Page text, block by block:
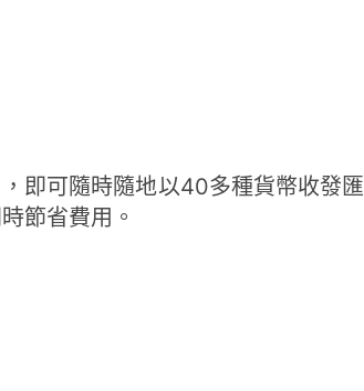
即可隨時隨地以40多種貨幣收發匯
節省費用。